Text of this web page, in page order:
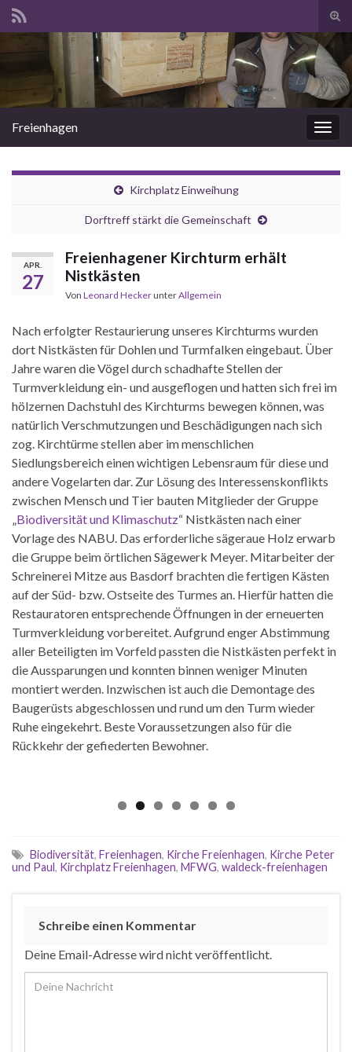
Search for:
Freienhagen
Kirchplatz Einweihung
Dorftreff stärkt die Gemeinschaft
APR.
27
Freienhagener Kirchturm erhält
Nistkästen
Von Leonard HeckerunterAllgemein
Nach erfolgter Restaurierung unseres Kirchturms wurden
dort Nistkästen für Dohlen und Turmfalken eingebaut. Über
Jahre waren die Vögel durch schadhafte Stellen der
Turmverkleidung ein- und ausgeflogen und hatten sich frei im
hölzernen Dachstuhl des Kirchturms bewegen können, was
natürlich Verschmutzungen und Beschädigungen nach sich
zog. Kirchtürme stellen aber im menschlichen
Siedlungsbereich einen wichtigen Lebensraum für diese und
andere Vogelarten dar. Zur Lösung des Interessenskonflikts
zwischen Mensch und Tier bauten Mitglieder der Gruppe
Biodiversität und Klimaschutz“ Nistkästen nach einer
Vorlage des NABU. Das erforderliche sägeraue Holz erwarb
die Gruppe beim örtlichen Sägewerk Meyer. Mitarbeiter der
Schreinerei Mitze aus Basdorf brachten die fertigen Kästen
auf der Süd- bzw. Ostseite des Turmes an. Hierfür hatten die
Restauratoren entsprechende Öffnungen in der erneuerten
Turmverkleidung vorbereitet. Aufgrund enger Abstimmung
aller Beteiligten im Vorfeld passten die Nistkästen perfekt in
die Aussparungen und konnten binnen weniger Minuten
montiert werden. Inzwischen ist auch die Demontage des
Baugerüsts abgeschlossen und rund um den Turm wieder
Ruhe eingekehrt. Beste Voraussetzungen also für die
Rückkehr der gefiederten Bewohner.
Biodiversität, Freienhagen, Kirche Freienhagen, Kirche Peter
und Paul, Kirchplatz Freienhagen, MFWG, waldeck-freienhagen
Schreibe einen Kommentar
Deine Email-Adresse wird nicht veröffentlicht.